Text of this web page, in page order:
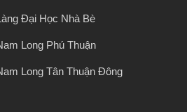
Đại Học Nhà Bè
Long Phú Thuận
Long Tân Thuận Đông